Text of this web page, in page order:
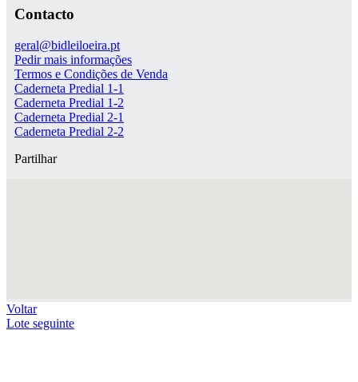
Contacto
geral@bidleiloeira.pt
Pedir mais informações
Termos e Condições de Venda
Caderneta Predial 1-1
Caderneta Predial 1-2
Caderneta Predial 2-1
Caderneta Predial 2-2
Partilhar
Voltar
Lote seguinte